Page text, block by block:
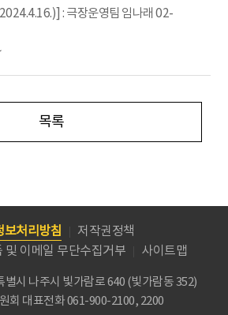
: 극장운영팀 임나래 02-
목록
보처리방침
저작권정책
및 이메일 무단수집거부
사이트맵
시 나주시 빛가람로 640 (빛가람동 352)
회 대표전화 061-900-2100, 2200